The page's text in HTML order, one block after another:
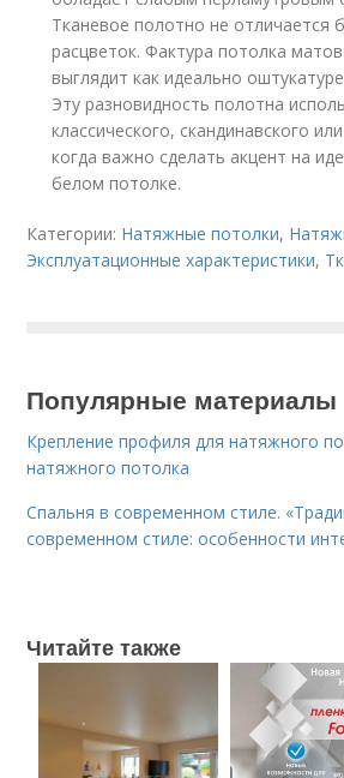
Тканевое полотно не
расцветок. Фактура потолка
выглядит как идеально
Эту разновидность полотна
классического, скандинавского
когда важно сделать акцент на
белом потолке.
Категории: Натяжные потолки,
Эксплуатационные характеристики,
Популярные материалы
Крепление профиля для натяжного
натяжного потолка
Спальня в современном стиле.
современном стиле: особенности
Читайте также